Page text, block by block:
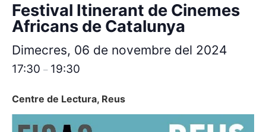
Festival Itinerant de Cinemes
Africans de Catalunya
Dimecres, 06 de novembre del 2024
17:30 – 19:30
Centre de Lectura, Reus